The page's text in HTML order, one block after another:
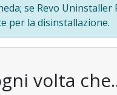
se Revo
per la disinstallazione.
volta